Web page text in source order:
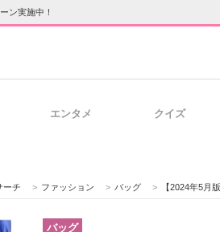
ン実施中！
と働き方のヒント
エンタメ クイズ
ーチ > ファッション > バッグ > 【2024年5月版
バッグ